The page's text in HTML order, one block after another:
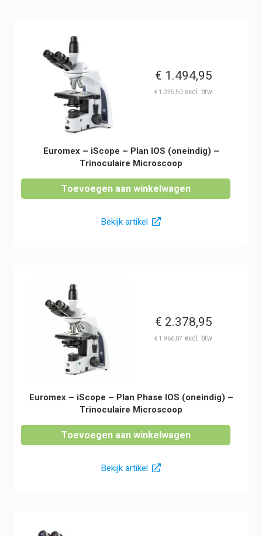
€ 1.494,95
€ 1.235,50
Euromex – iScope – Plan IOS (oneindig) –
Trinoculaire Microscoop
Toevoegen aan winkelwagen
Bekijk artikel
€ 2.378,95
€ 1.966,07
Euromex – iScope – Plan Phase IOS (oneindig) –
Trinoculaire Microscoop
Toevoegen aan winkelwagen
Bekijk artikel